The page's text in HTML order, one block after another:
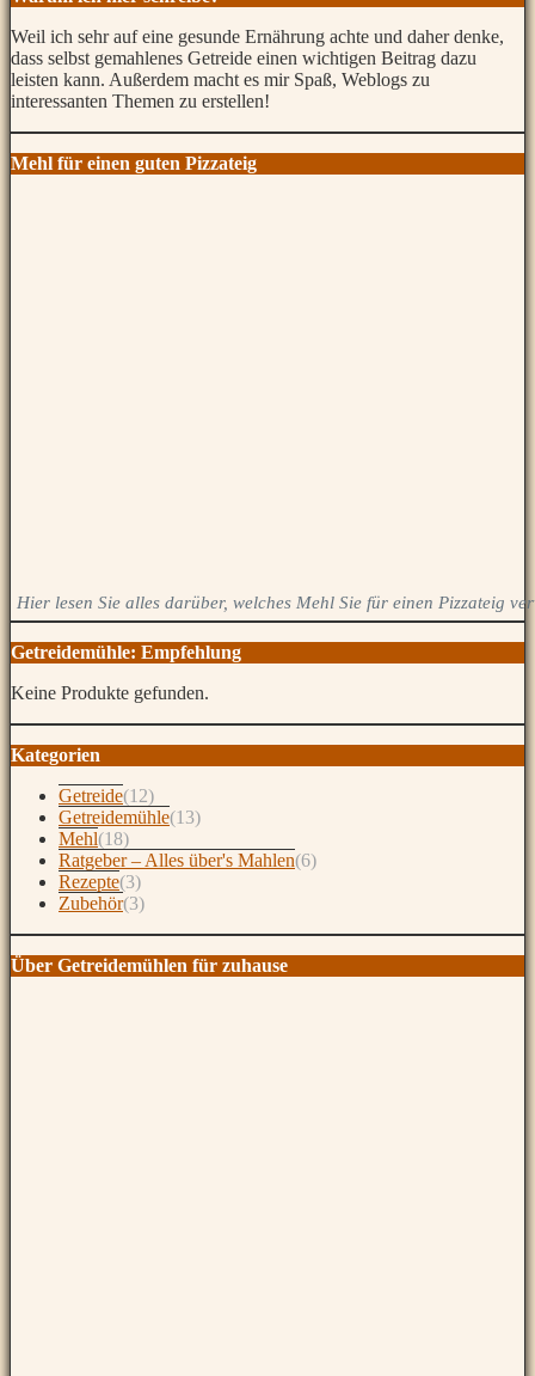
Weil ich sehr auf eine gesunde Ernährung achte und daher denke,
dass selbst gemahlenes Getreide einen wichtigen Beitrag dazu
leisten kann. Außerdem macht es mir Spaß, Weblogs zu
interessanten Themen zu erstellen!
Mehl für einen guten Pizzateig
Hier lesen Sie alles darüber, welches Mehl Sie für einen Pizzateig
Getreidemühle: Empfehlung
Keine Produkte gefunden.
Kategorien
Getreide(12)
Getreidemühle(13)
Mehl(18)
Ratgeber – Alles über's Mahlen(6)
Rezepte(3)
Zubehör(3)
Über Getreidemühlen für zuhause